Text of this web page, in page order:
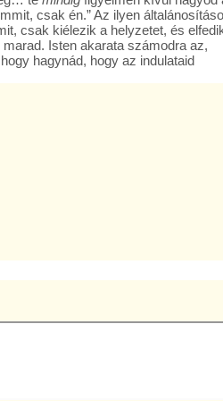
csak én.” Az ilyen
csak kiélezik a helyzetet, és
Isten akarata számodra az,
hagynád, hogy az indulataid